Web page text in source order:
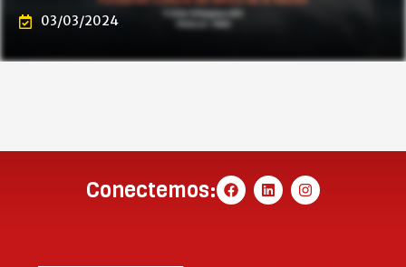
03/03/2024
Conectemos: